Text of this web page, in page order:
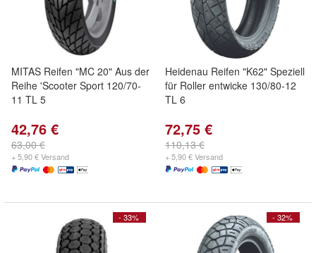
MITAS Reifen "MC 20" Aus der
Reihe 'Scooter Sport 120/70-
11 TL 5
42,76 €
63,00 €
+ 5,90 € Versand
Heidenau Reifen "K62" Speziell
für Roller entwicke 130/80-12
TL 6
72,75 €
110,13 €
+ 5,90 € Versand
- 33% - 32%